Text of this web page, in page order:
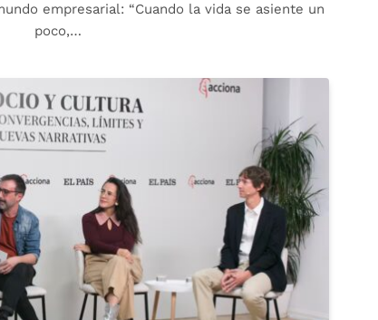
empresarial: “Cuando la vida se asiente un
poco,…